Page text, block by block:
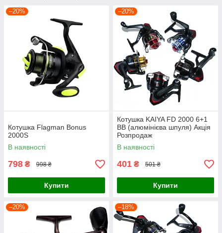
–20%
Котушка Flagman Bonus
2000S
В наявності
798 ₴ 998 ₴
Купити
–20%
Котушка KAIYA FD 2000 6+1
BB (алюмінієва шпуля) Акція
Розпродаж
В наявності
401 ₴ 501 ₴
Купити
–20% –18%